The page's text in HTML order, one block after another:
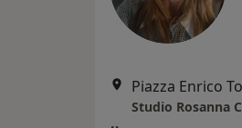
Piazza Enrico
Studio Rosanna